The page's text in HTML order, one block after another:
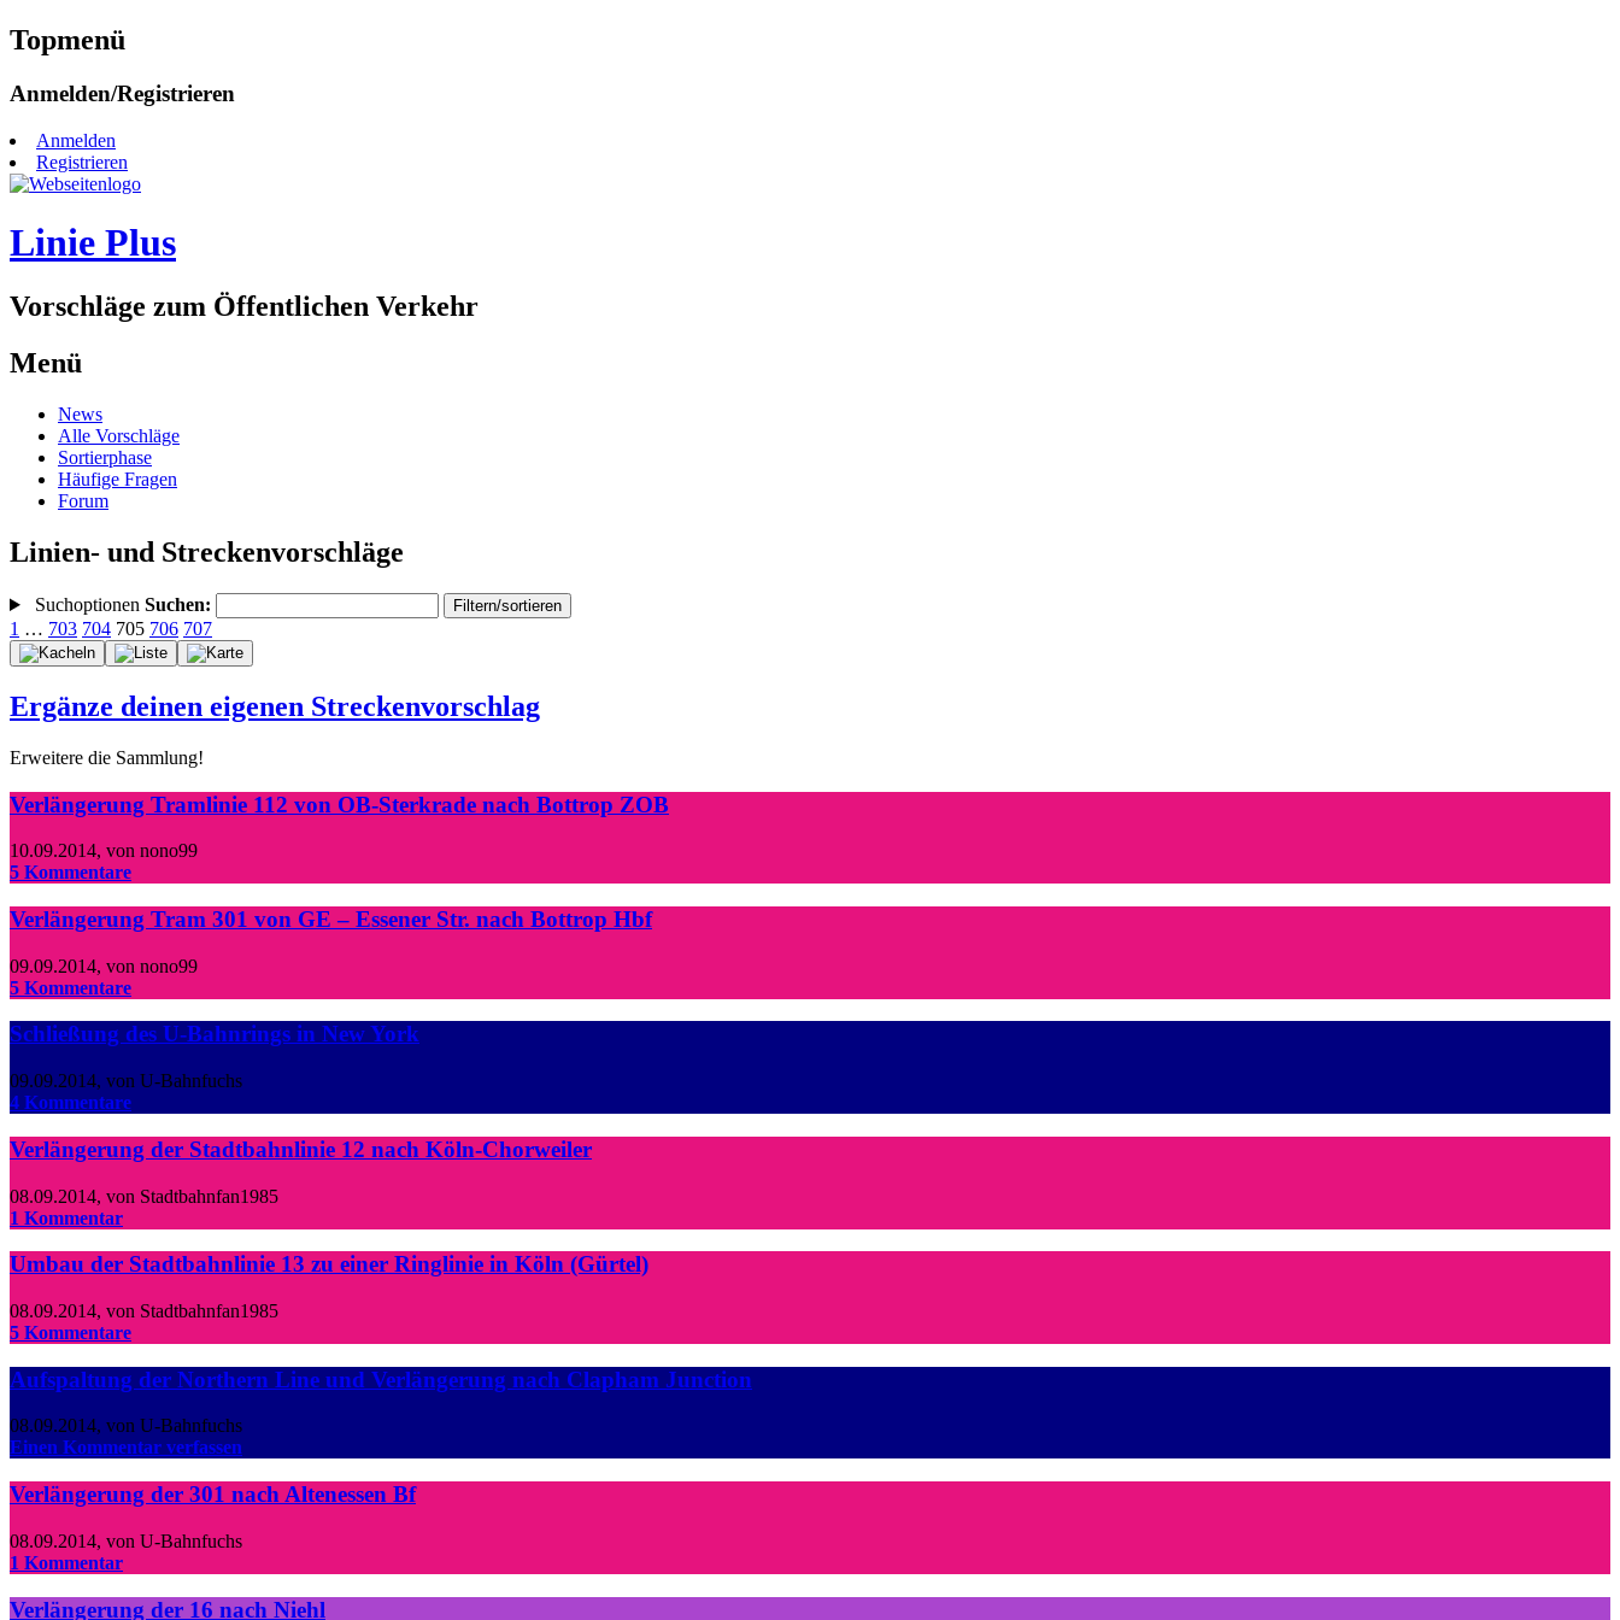
Topmenü
Zum
springen
Anmelden/Registrieren
Anmelden
Registrieren
Linie Plus
Vorschläge zum Öffentlichen Verkehr
Menü
Zum
Inhalt
springen
News
Alle Vorschläge
Sortierphase
Häufige Fragen
Forum
Linien- und Streckenvorschläge
Suchoptionen Suchen: Filtern/sortieren
1 … 703 704 705 706 707
Ergänze deinen eigenen Streckenvorschlag
Erweitere die Sammlung!
Verlängerung Tramlinie 112 von OB-Sterkrade nach Bottrop ZOB
10.09.2014, von nono99
5 Kommentare
Verlängerung Tram 301 von GE – Essener Str. nach Bottrop Hbf
09.09.2014, von nono99
5 Kommentare
Schließung des U-Bahnrings in New York
09.09.2014, von U-Bahnfuchs
4 Kommentare
Verlängerung der Stadtbahnlinie 12 nach Köln-Chorweiler
08.09.2014, von Stadtbahnfan1985
1 Kommentar
Umbau der Stadtbahnlinie 13 zu einer Ringlinie in Köln (Gürtel)
08.09.2014, von Stadtbahnfan1985
5 Kommentare
Aufspaltung der Northern Line und Verlängerung nach Clapham Junction
08.09.2014, von U-Bahnfuchs
Einen Kommentar verfassen
Verlängerung der 301 nach Altenessen Bf
08.09.2014, von U-Bahnfuchs
1 Kommentar
Verlängerung der 16 nach Niehl